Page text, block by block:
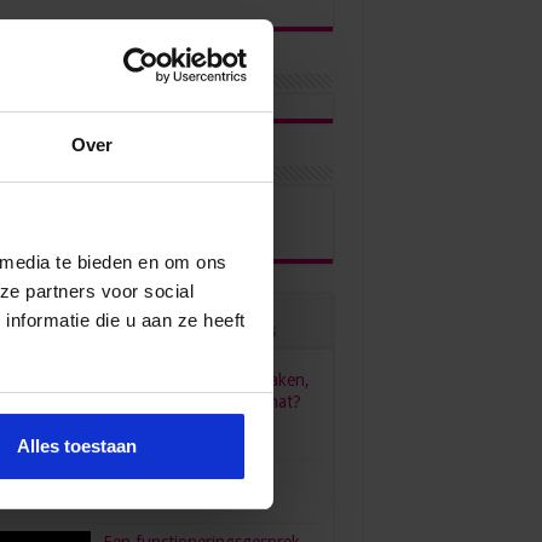
Over
te bieden en om ons
partners voor social
die u aan ze heeft
Alles toestaan
Recent Reacties Tags
HR, HRM, personeelszaken,
P&O… Is het één pot nat?
een secretaresse?